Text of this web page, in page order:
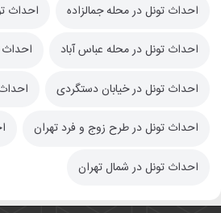
احداث تونل در محله جمالزاده
احداث
احداث تونل در محله عباس آباد احداث
احداث تونل در خیابان دستگردی
احداث تونل در طرح زوج و فرد تهران
احداث تونل در شمال تهران